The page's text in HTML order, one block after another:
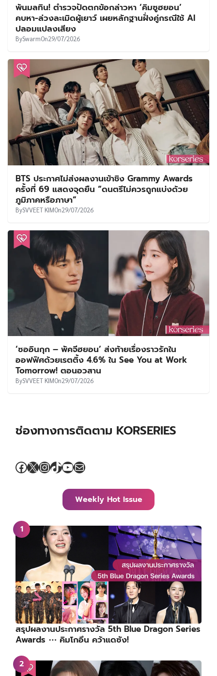
พ้นมลทิน! ตำรวจปัดตกข้อกล่าวหา ‘คิมซูฮยอน’
คบหา-ล่วงละเมิดผู้เยาว์ เผยหลักฐานฝั่งคู่กรณีใช้ AI
ปลอมแปลงเสียง
BySwarmOn29/07/2026
BTS ประกาศไม่ส่งผลงานเข้าชิง Grammy Awards
ครั้งที่ 69 แสดงจุดยืน “ดนตรีไม่ควรถูกแบ่งด้วย
ภูมิภาคหรือภาษา”
BySVVEET KIMOn29/07/2026
‘ซออินกุก – พัคจีฮยอน’ ส่งท้ายเรื่องราวรักใน
ออฟฟิศด้วยเรตติ้ง 4.6% ใน See You at Work
Tomorrow! ตอนอวสาน
BySVVEET KIMOn29/07/2026
ช่องทางการติดตาม KORSERIES
Facebook
X Instagram
TikTok
YouTube
Mail
Weekly Hot Issue
สรุปผลงานประกาศรางวัล 5th Blue Dragon Series
Awards ⋯ คิมโกอึน คว้าแดซัง!